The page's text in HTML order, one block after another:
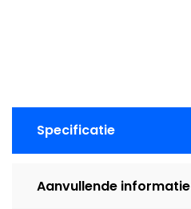
Specificatie
Aanvullende informatie